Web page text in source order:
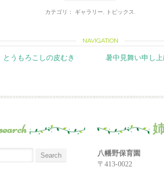
カテゴリ： ギャラリー トピックス
NAVIGATION
とうもろこしの皮むき 暑中見舞い申し上
八幡野保育園
〒413-0022